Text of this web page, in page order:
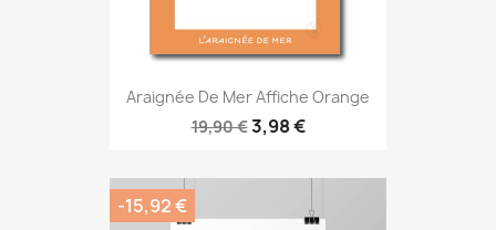
Araignée De Mer Affiche Orange
19,90 €3,98 €
-15,92 €